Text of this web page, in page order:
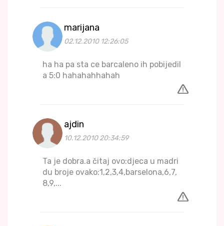
marijana
02.12.2010 12:26:05
ha ha pa sta ce barcaleno ih pobijedil
a 5:0 hahahahhahah
ajdin
10.12.2010 20:34:59
Ta je dobra.a čitaj ovo:djeca u madri
du broje ovako:1,2,3,4,barselona,6,7,
8,9,...